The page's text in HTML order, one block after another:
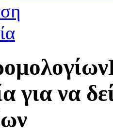
για να